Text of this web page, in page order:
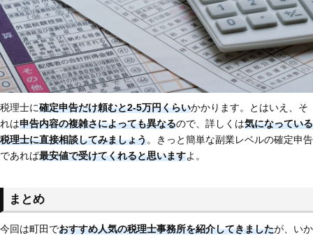
税理士に確定申告だけ頼むと2-5万円くらいかかります。とはいえ、そ
れは申告内容の複雑さによっても異なるので、詳しくは気になっている
税理士に直接相談してみましょう。きっと簡単な副業レベルの確定申告
であれば最安値で受けてくれると思いますよ。
まとめ
今回は町田でおすすめ人気の税理士事務所を紹介してきましたが、いか